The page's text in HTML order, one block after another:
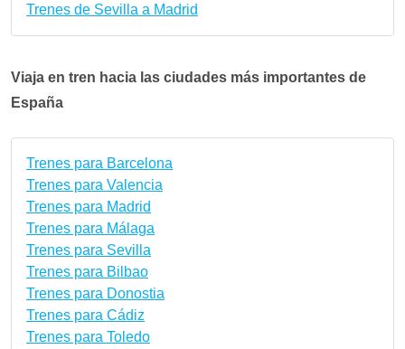
Trenes de Sevilla a Madrid
Viaja en tren hacia las ciudades más importantes de
España
Trenes para Barcelona
Trenes para Valencia
Trenes para Madrid
Trenes para Málaga
Trenes para Sevilla
Trenes para Bilbao
Trenes para Donostia
Trenes para Cádiz
Trenes para Toledo